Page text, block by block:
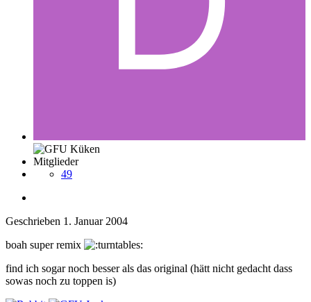
Mitglieder
49
Geschrieben 1. Januar 2004
boah super remix
find ich sogar noch besser als das original (hätt nicht gedacht dass
sowas noch zu toppen is)